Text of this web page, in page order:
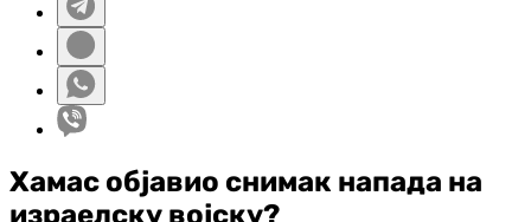
Хамас објавио снимак напада на
израелску војску?